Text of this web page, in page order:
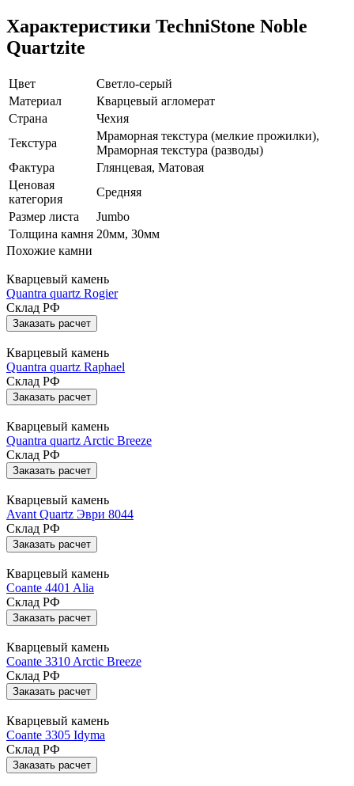
Характеристики TechniStone Noble
Quartzite
Цвет
Светло-серый
Материал
Кварцевый агломерат
Страна
Чехия
Текстура
Мраморная текстура (мелкие прожилки),
Мраморная текстура (разводы)
Фактура
Глянцевая, Матовая
Ценовая
категория
Средняя
Размер листа
Jumbo
Толщина камня 20мм, 30мм
Похожие камни
Кварцевый камень
Quantra quartz Rogier
Склад РФ
Заказать расчет
Кварцевый камень
Quantra quartz Raphael
Склад РФ
Заказать расчет
Кварцевый камень
Quantra quartz Arctic Breeze
Склад РФ
Заказать расчет
Кварцевый камень
Avant Quartz Эври 8044
Склад РФ
Заказать расчет
Кварцевый камень
Coante 4401 Alia
Склад РФ
Заказать расчет
Кварцевый камень
Coante 3310 Arctic Breeze
Склад РФ
Заказать расчет
Кварцевый камень
Coante 3305 Idyma
Склад РФ
Заказать расчет